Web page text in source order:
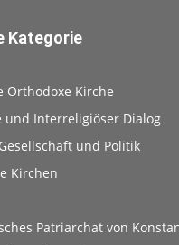
Kategorie
Orthodoxe Kirche
und Interreligiöser Dialog
und Politik
Kirchen
Patriarchat von